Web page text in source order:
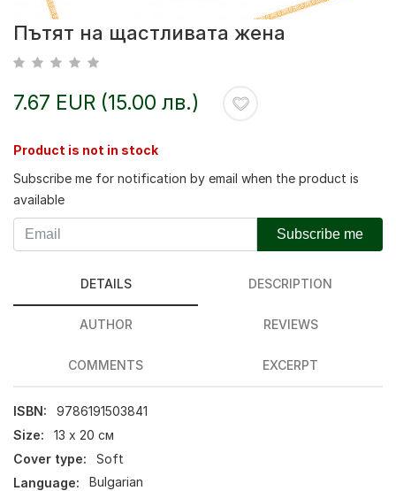
Пътят на щастливата жена
7.67 EUR (15.00 лв.)
Product is not in stock
Subscribe me for notification by email when the product is
available
Subscribe me
DETAILS DESCRIPTION
AUTHOR REVIEWS
COMMENTS EXCERPT
ISBN:
9786191503841
Size:
13 х 20 см
Cover type:
Soft
Language:
Bulgarian